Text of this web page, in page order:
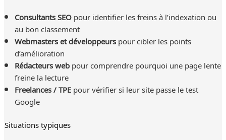
Consultants SEOpour identifier les freins à l’indexation ou
au bon classement
Webmasters et développeurspour cibler les points
d’amélioration
Rédacteurs webpour comprendre pourquoi une page lente
freine la lecture
Freelances / TPEpour vérifier si leur site passe le test
Google
Situations typiques